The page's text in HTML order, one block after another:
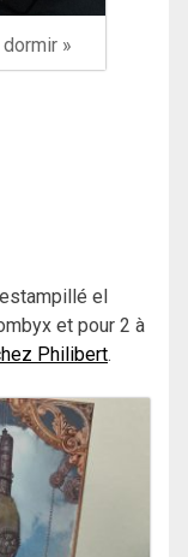
»
el
et pour 2 à
Philibert.